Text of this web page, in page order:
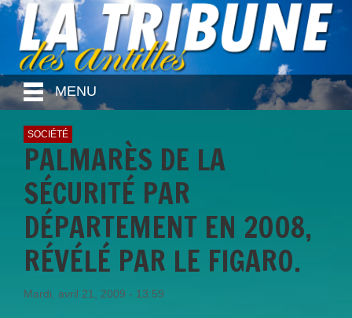
MENU
SOCIÉTÉ
PALMARÈS DE LA
SÉCURITÉ PAR
DÉPARTEMENT EN 2008,
RÉVÉLÉ PAR LE FIGARO.
Mardi, avril 21, 2009 - 13:59